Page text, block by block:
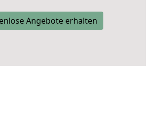
Angebote erhalten